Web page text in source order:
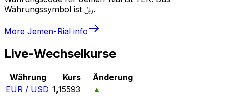
Währungssymbol ist ﷼.
More Jemen-Rial info
Live-Wechselkurse
Währung Kurs
Änderung
EUR / USD 1,15593
▲